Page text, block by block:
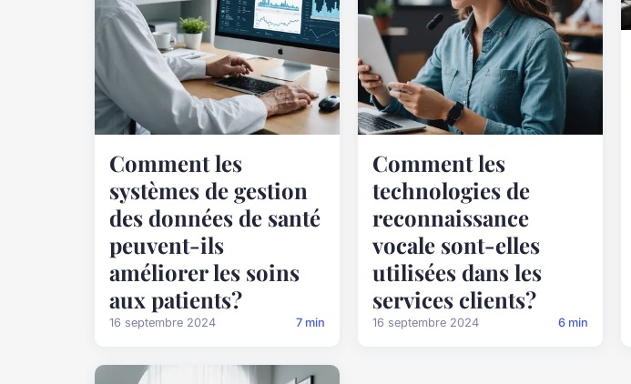
Comment les
systèmes de gestion
des données de santé
peuvent-ils
améliorer les soins
aux patients?
16 septembre 2024 7 min
Comment les
technologies de
reconnaissance
vocale sont-elles
utilisées dans les
services clients?
16 septembre 2024 6 min